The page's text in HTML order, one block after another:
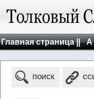
Главная страница || А
ПОИСК